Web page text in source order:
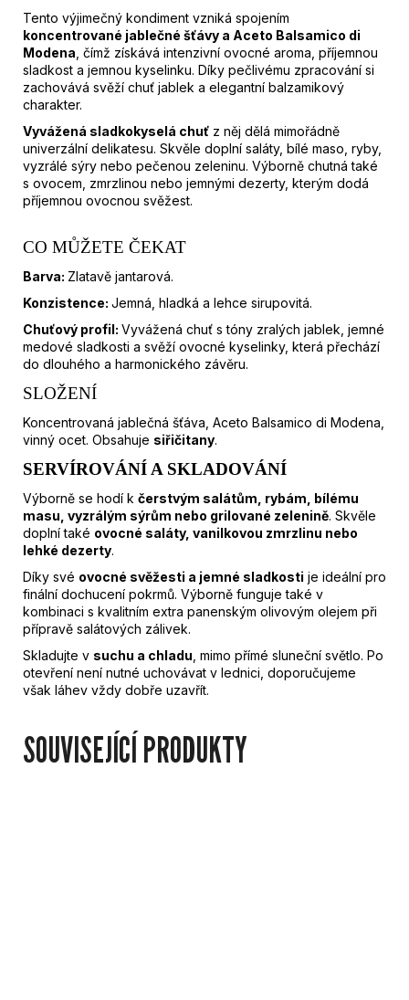
Tento výjimečný kondiment vzniká spojením
koncentrované jablečné šťávy a Aceto Balsamico di
Modena , čímž získává intenzivní ovocné aroma, příjemnou
sladkost a jemnou kyselinku. Díky pečlivému zpracování si
zachovává svěží chuť jablek a elegantní balzamikový
charakter.
Vyvážená sladkokyselá chuť z něj dělá mimořádně
univerzální delikatesu. Skvěle doplní saláty, bílé maso, ryby,
vyzrálé sýry nebo pečenou zeleninu. Výborně chutná také
s ovocem, zmrzlinou nebo jemnými dezerty, kterým dodá
příjemnou ovocnou svěžest.
CO MŮŽETE ČEKAT
Barva: Zlatavě jantarová.
Konzistence: Jemná, hladká a lehce sirupovitá.
Chuťový profil: Vyvážená chuť s tóny zralých jablek, jemné
medové sladkosti a svěží ovocné kyselinky, která přechází
do dlouhého a harmonického závěru.
SLOŽENÍ
Koncentrovaná jablečná šťáva, Aceto Balsamico di Modena,
vinný ocet. Obsahuje siřičitany.
SERVÍROVÁNÍ A SKLADOVÁNÍ
Výborně se hodí k čerstvým salátům, rybám, bílému
masu, vyzrálým sýrům nebo grilované zelenině. Skvěle
doplní také ovocné saláty, vanilkovou zmrzlinu nebo
lehké dezerty.
Díky své ovocné svěžesti a jemné sladkosti je ideální pro
finální dochucení pokrmů. Výborně funguje také v
kombinaci s kvalitním extra panenským olivovým olejem při
přípravě salátových zálivek.
Skladujte v suchu a chladu , mimo přímé sluneční světlo. Po
otevření není nutné uchovávat v lednici, doporučujeme
však láhev vždy dobře uzavřít.
SOUVISEJÍCÍ PRODUKTY
O
P
O
R
U
Č
U
E
M
E
LA
BROIA
DOC
ROCCOLO
GRASSI
0,75L
389
Kč